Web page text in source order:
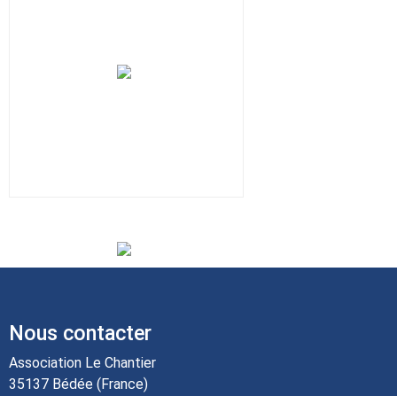
Nous contacter
Association Le Chantier
35137 Bédée (France)